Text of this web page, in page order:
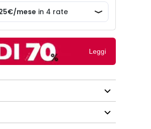
Leggi
della tua piccola con
rosa firmate Champion. Realizzate